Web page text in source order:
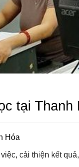
tại Thanh
Hóa
cải thiện kết